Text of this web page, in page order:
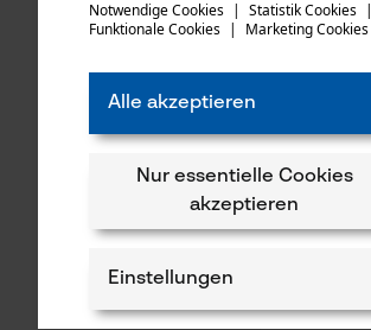
€ 49,90 * € 45,90 *
Notwendige Cookies | Statistik Cookies |
Funktionale Cookies | Marketing Cookies
Alle akzeptieren
Nur essentielle Cookies
akzeptieren
Einstellungen
mail